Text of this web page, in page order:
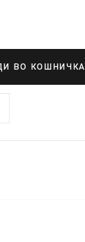
ВО КОШНИЧКА